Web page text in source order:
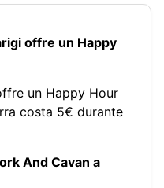
offre un Happy
un Happy Hour
costa 5€ durante
And Cavan a